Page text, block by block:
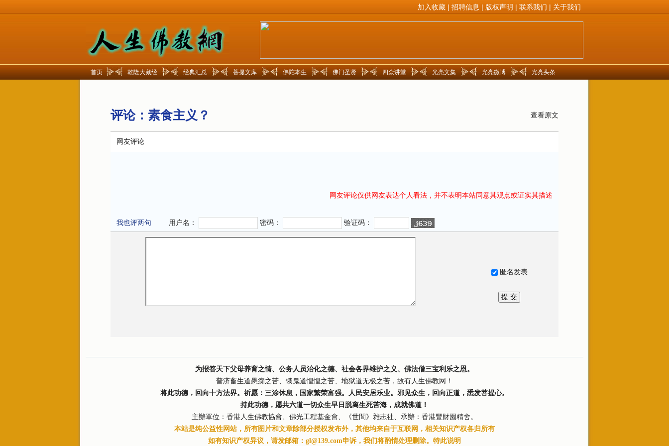
加入收藏 | 招聘信息 | 版权声明 | 联系我们 | 关于我们
首页 乾隆大藏经 经典汇总 菩提文库 佛陀本生 佛门圣贤 四众讲堂 光亮文集 光亮微博 光亮头条
评论： 素食主义？ 查看原文
网友评论
网友评论仅供网友表达个人看法，并不表明本站同意其观点或证实其描述
我也评两句 用户名： 密码： 验证码：
匿名发表
为报答天下父母养育之情、公务人员治化之德、社会各界维护之义、佛法僧三宝利乐之恩。
普济畜生道愚痴之苦、饿鬼道惶惶之苦、地狱道无极之苦，故有人生佛教网！
将此功德，回向十方法界。祈愿：三涂休息，国家繁荣富强。人民安居乐业。邪见众生，回向正道，悉发菩提心。
持此功德，愿共六道一切众生早日脱离生死苦海，成就佛道！
主辦單位：香港人生佛教協會、佛光工程基金會、《世間》雜志社、承辦：香港豐財園精舍。
本站是纯公益性网站，所有图片和文章除部分授权发布外，其他均来自于互联网，相关知识产权各归所有
如有知识产权异议，请发邮箱：gl@139.com申诉，我们将酌情处理删除。特此说明